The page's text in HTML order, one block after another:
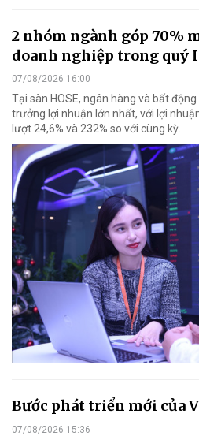
2 nhóm ngành góp 70%
doanh nghiệp trong quý
07/08/2026 16:00
Tại sàn HOSE, ngân hàng và bất
trưởng lợi nhuận lớn nhất, với lợi
lượt 24,6% và 232% so với cùng kỳ.
Bước phát triển mới của
07/08/2026 15:36